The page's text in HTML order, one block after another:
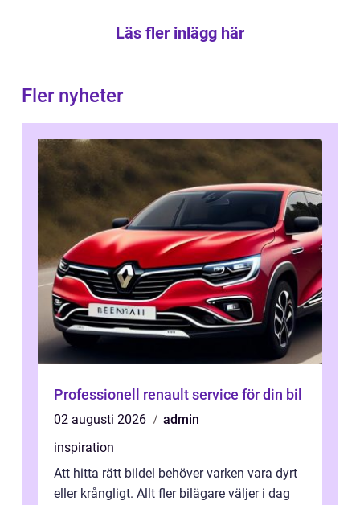
Läs fler inlägg här
Fler nyheter
Professionell renault service för din bil
02 augusti 2026
admin
inspiration
Att hitta rätt bildel behöver varken vara dyrt
eller krångligt. Allt fler bilägare väljer i dag